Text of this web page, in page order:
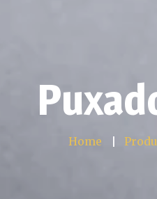
Home